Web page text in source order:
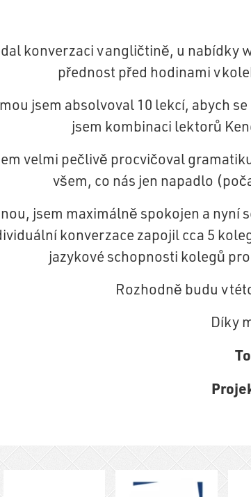
konverzaci v angličtině, u nabídky
přednost před hodinami v
jsem absolvoval 10 lekcí, abych
jsem kombinaci lektorů
velmi pečlivě procvičoval
všem, co nás jen napadlo
jsem maximálně spokojen a nyní
konverzace zapojil cca 5
jazykové schopnosti kolegů
Rozhodně budu v
Díky